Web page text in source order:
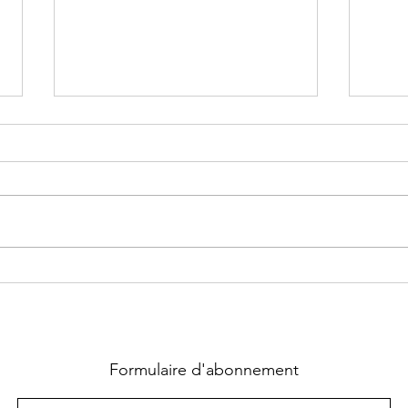
Formulaire d'abonnement